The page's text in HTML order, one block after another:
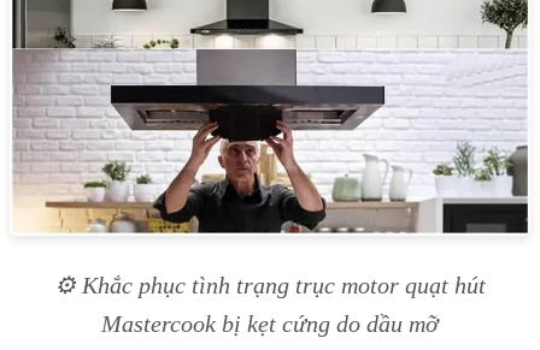
⚙️ Khắc phục tình trạng trục motor quạt hút
Mastercook bị kẹt cứng do dầu mỡ